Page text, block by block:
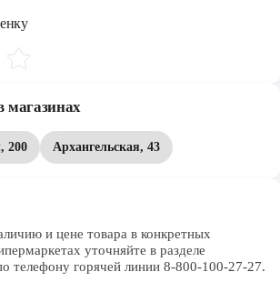
магазинах
200 Архангельская, 43
и цене товара в конкретных
уточняйте в разделе
телефону горячей линии 8-800-100-27-27.